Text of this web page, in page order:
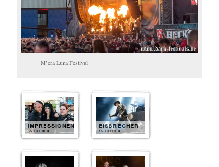
M’era Luna Festival
IMPRESSIONEN
55 BILDER
EISBRECHER
15 BILDER